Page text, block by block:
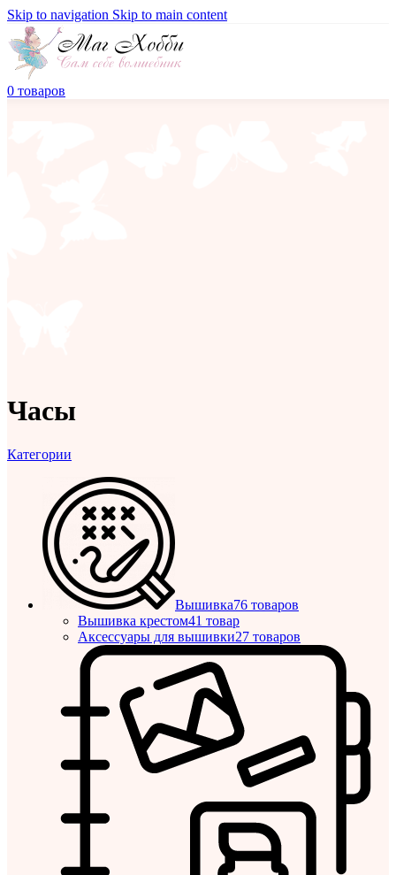
Skip to navigation Skip to main content
0 товаров
Часы
Категории
Вышивка76 товаров
Вышивка крестом41 товар
Аксессуары для вышивки27 товаров